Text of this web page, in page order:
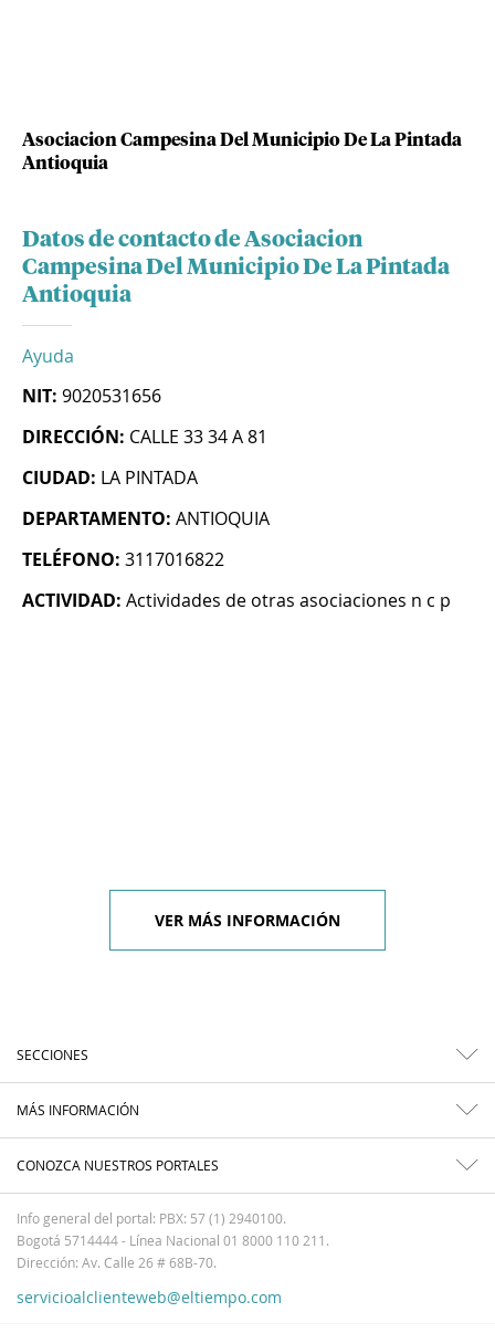
Asociacion Campesina Del Municipio De La Pintada
Antioquia
Datos de contacto de Asociacion
Campesina Del Municipio De La Pintada
Antioquia
Ayuda
NIT: 9020531656
DIRECCIÓN: CALLE 33 34 A 81
CIUDAD: LA PINTADA
DEPARTAMENTO: ANTIOQUIA
TELÉFONO: 3117016822
ACTIVIDAD: Actividades de otras asociaciones n c p
VER MÁS INFORMACIÓN
SECCIONES
MÁS INFORMACIÓN
CONOZCA NUESTROS PORTALES
Info general del portal: PBX: 57 (1) 2940100.
Bogotá 5714444 - Línea Nacional 01 8000 110 211.
Dirección: Av. Calle 26 # 68B-70.
servicioalclienteweb@eltiempo.com